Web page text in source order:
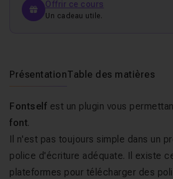
Offrir ce cours
Un cadeau utile.
PrésentationTable des matières
Fontself est un plugin vous
font.
Il n'est pas toujours simple dans un
police d'écriture adéquate. Il existe
plateformes pour télécharger des